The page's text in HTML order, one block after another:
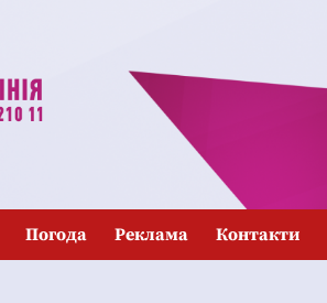
Погода Реклама Контакти